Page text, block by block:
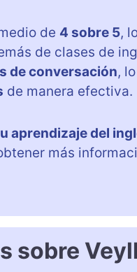
de 4 sobre 5,
de clases de
de conversación,
de manera efectiva.
aprendizaje del
más
sobre